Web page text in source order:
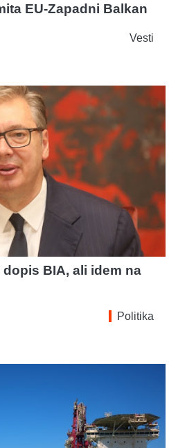
EU-Zapadni Balkan
Vesti
BIA, ali idem na
Politika